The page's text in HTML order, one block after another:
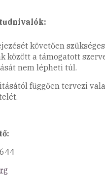
követően
között a támogatott
nem lépheti túl.
függően tervezi